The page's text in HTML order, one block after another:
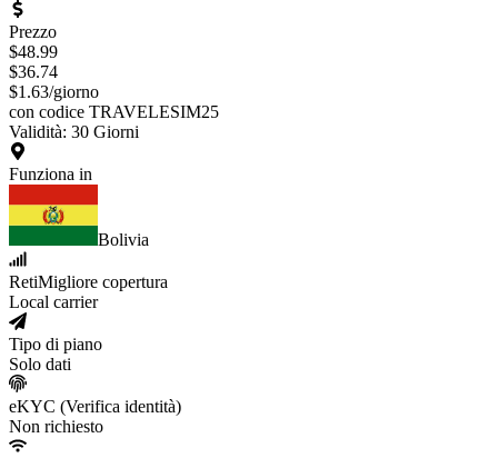
Prezzo
$48.99
$36.74
$1.63/giorno
con codice TRAVELESIM25
Validità: 30 Giorni
Funziona in
Bolivia
RetiMigliore copertura
Local carrier
Tipo di piano
Solo dati
eKYC (Verifica identità)
Non richiesto